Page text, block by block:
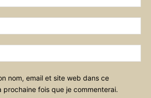
:*
:*
:
nom, email et site web dans ce
prochaine fois que je commenterai.